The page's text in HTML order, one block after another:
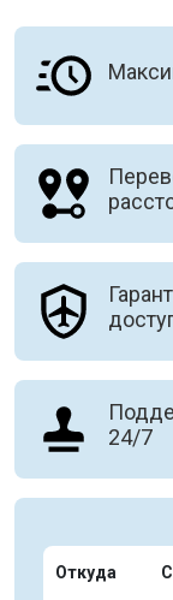
24/7
Откуда